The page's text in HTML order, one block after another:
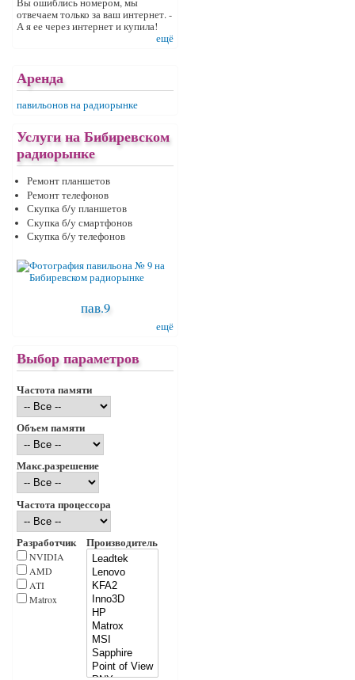
Вы ошиблись номером, мы
отвечаем только за ваш интернет. -
А я ее через интернет и купила!
ещё
Аренда
павильонов на радиорынке
Услуги на Бибиревском
радиорынке
Ремонт планшетов
Ремонт телефонов
Скупка б/у планшетов
Скупка б/у смартфонов
Скупка б/у телефонов
пав.9
ещё
Выбор параметров
Частота памяти
Объем памяти
Макс.разрешение
Частота процессора
Разработчик
NVIDIA
AMD
ATI
Matrox
Производитель